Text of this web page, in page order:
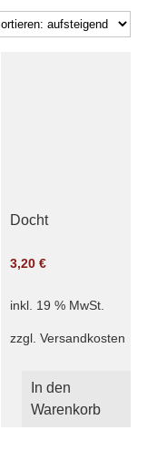
Docht
3,20 €
inkl. 19 % MwSt.
zzgl. Versandkosten
In den
Warenkorb